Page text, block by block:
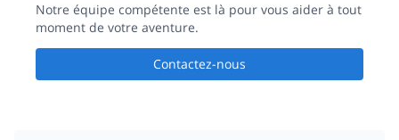
Notre équipe compétente est là pour vous aider à tout
moment de votre aventure.
Contactez-nous